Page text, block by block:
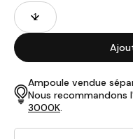
Champs
de
produits
Quantité
Ampoule vendue
Nous recommandons
3000K